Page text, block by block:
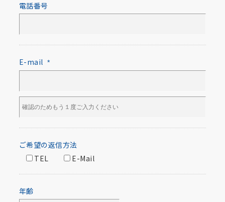
電話番号
E-mail *
ご希望の返信方法
TEL
E-Mail
年齢